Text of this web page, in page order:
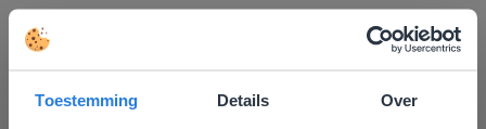
Toestemming Details Over
Ontdek meer!
Groep 8, Blok 9, Week 3, Les 11